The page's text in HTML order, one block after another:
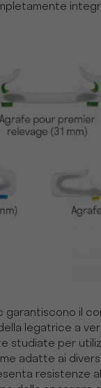
garantiscono il
legatrice a
studiate per
adatte ai
resistenze